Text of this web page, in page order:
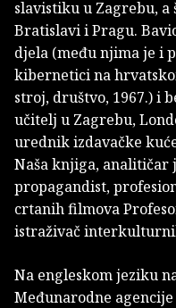
slavistiku u Zagrebu, a
Bratislavi i Pragu.
djela (među njima je i
kibernetici na
stroj, društvo, 1967.) i
učitelj u Zagrebu,
urednik izdavačke
Naša knjiga, analitičar
propagandist,
crtanih filmova
istraživač
Na engleskom jeziku
Međunarodne